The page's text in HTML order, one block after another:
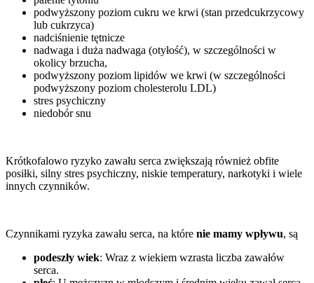
podwyższony poziom cukru we krwi (stan przedcukrzycowy
lub cukrzyca)
nadciśnienie tętnicze
nadwaga i duża nadwaga (otyłość), w szczególności w
okolicy brzucha,
podwyższony poziom lipidów we krwi (w szczególności
podwyższony poziom cholesterolu LDL)
stres psychiczny
niedobór snu
Krótkofalowo ryzyko zawału serca zwiększają również obfite
posiłki, silny stres psychiczny, niskie temperatury, narkotyki i wiele
innych czynników.
Czynnikami ryzyka zawału serca, na które nie mamy wpływu, są
podeszły wiek: Wraz z wiekiem wzrasta liczba zawałów
serca.